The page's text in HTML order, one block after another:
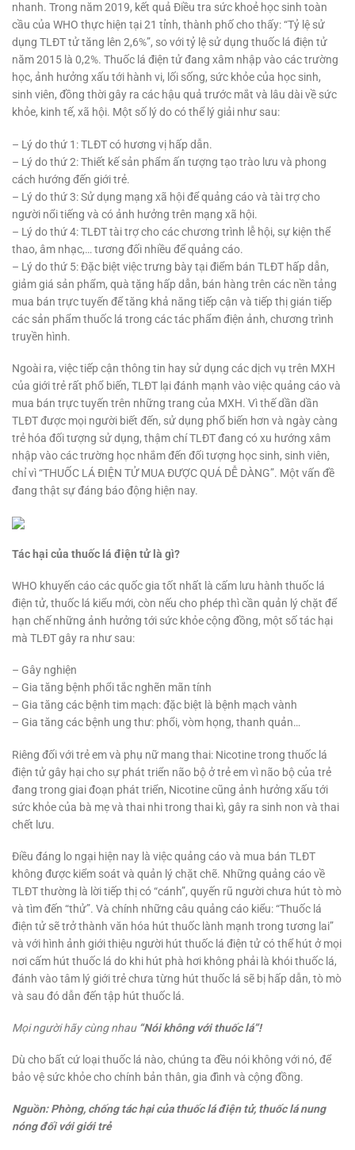
nhanh. Trong năm 2019, kết quả Điều tra sức khoẻ học sinh toàn
cầu của WHO thực hiện tại 21 tỉnh, thành phố cho thấy: “Tỷ lệ sử
dụng TLĐT tử tăng lên 2,6%”, so với tỷ lệ sử dụng thuốc lá điện tử
năm 2015 là 0,2%. Thuốc lá điện tử đang xâm nhập vào các trường
học, ảnh hưởng xấu tới hành vi, lối sống, sức khỏe của học sinh,
sinh viên, đồng thời gây ra các hậu quả trước mắt và lâu dài về sức
khỏe, kinh tế, xã hội. Một số lý do có thể lý giải như sau:
– Lý do thứ 1: TLĐT có hương vị hấp dẫn.
– Lý do thứ 2: Thiết kế sản phẩm ấn tượng tạo trào lưu và phong
cách hướng đến giới trẻ.
– Lý do thứ 3: Sử dụng mạng xã hội để quảng cáo và tài trợ cho
người nổi tiếng và có ảnh hưởng trên mạng xã hội.
– Lý do thứ 4: TLĐT tài trợ cho các chương trình lễ hội, sự kiện thể
thao, âm nhạc,… tương đối nhiều để quảng cáo.
– Lý do thứ 5: Đặc biệt việc trưng bày tại điểm bán TLĐT hấp dẫn,
giảm giá sản phẩm, quà tặng hấp dẫn, bán hàng trên các nền tảng
mua bán trực tuyến để tăng khả năng tiếp cận và tiếp thị gián tiếp
các sản phẩm thuốc lá trong các tác phẩm điện ảnh, chương trình
truyền hình.
Ngoài ra, việc tiếp cận thông tin hay sử dụng các dịch vụ trên MXH
của giới trẻ rất phổ biến, TLĐT lại đánh mạnh vào việc quảng cáo và
mua bán trực tuyến trên những trang của MXH. Vì thế dần dần
TLĐT được mọi người biết đến, sử dụng phổ biến hơn và ngày càng
trẻ hóa đối tượng sử dụng, thậm chí TLĐT đang có xu hướng xâm
nhập vào các trường học nhắm đến đối tượng học sinh, sinh viên,
chỉ vì “THUỐC LÁ ĐIỆN TỬ MUA ĐƯỢC QUÁ DỄ DÀNG”. Một vấn đề
đang thật sự đáng báo động hiện nay.
Tác hại của thuốc lá điện tử là gì?
WHO khuyến cáo các quốc gia tốt nhất là cấm lưu hành thuốc lá
điện tử, thuốc lá kiểu mới, còn nếu cho phép thì cần quản lý chặt để
hạn chế những ảnh hưởng tới sức khỏe cộng đồng, một số tác hại
mà TLĐT gây ra như sau:
– Gây nghiện
– Gia tăng bệnh phổi tắc nghẽn mãn tính
– Gia tăng các bệnh tim mạch: đặc biệt là bệnh mạch vành
– Gia tăng các bệnh ung thư: phổi, vòm họng, thanh quản…
Riêng đối với trẻ em và phụ nữ mang thai: Nicotine trong thuốc lá
điện tử gây hại cho sự phát triển não bộ ở trẻ em vì não bộ của trẻ
đang trong giai đoạn phát triển, Nicotine cũng ảnh hưởng xấu tới
sức khỏe của bà mẹ và thai nhi trong thai kì, gây ra sinh non và thai
chết lưu.
Điều đáng lo ngại hiện nay là việc quảng cáo và mua bán TLĐT
không được kiểm soát và quản lý chặt chẽ. Những quảng cáo về
TLĐT thường là lời tiếp thị có “cánh”, quyến rũ người chưa hút tò mò
và tìm đến “thử”. Và chính những câu quảng cáo kiểu: “Thuốc lá
điện tử sẽ trở thành văn hóa hút thuốc lành mạnh trong tương lai”
và với hình ảnh giới thiệu người hút thuốc lá điện tử có thể hút ở mọi
nơi cấm hút thuốc lá do khi hút phà hơi không phải là khói thuốc lá,
đánh vào tâm lý giới trẻ chưa từng hút thuốc lá sẽ bị hấp dẫn, tò mò
và sau đó dẫn đến tập hút thuốc lá.
Mọi người hãy cùng nhau “Nói không với thuốc lá”!
Dù cho bất cứ loại thuốc lá nào, chúng ta đều nói không với nó, để
bảo vệ sức khỏe cho chính bản thân, gia đình và cộng đồng.
Nguồn: Phòng, chống tác hại của thuốc lá điện tử, thuốc lá nung
nóng đối với giới trẻ